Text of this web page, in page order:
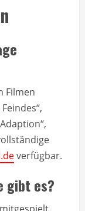
Filmen
verfügbar.
gibt es?